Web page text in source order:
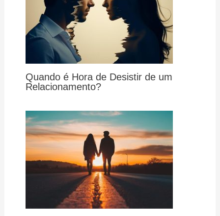
Quando é Hora de Desistir de um
Relacionamento?